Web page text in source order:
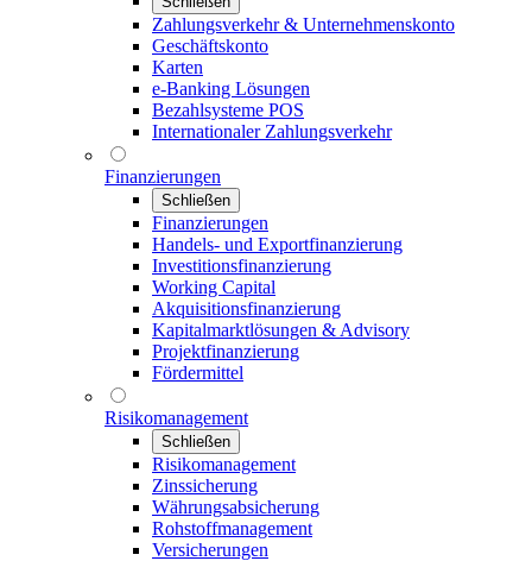
Zahlungsverkehr & Unternehmenskonto
Geschäftskonto
Karten
e-Banking Lösungen
Bezahlsysteme POS
Internationaler Zahlungsverkehr
Finanzierungen
Schließen
Finanzierungen
Handels- und Exportfinanzierung
Investitionsfinanzierung
Working Capital
Akquisitionsfinanzierung
Kapitalmarktlösungen & Advisory
Projektfinanzierung
Fördermittel
Risikomanagement
Schließen
Risikomanagement
Zinssicherung
Währungsabsicherung
Rohstoffmanagement
Versicherungen